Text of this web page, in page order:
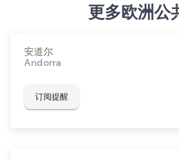
更多欧洲公
安道尔
Andorra
订阅提醒